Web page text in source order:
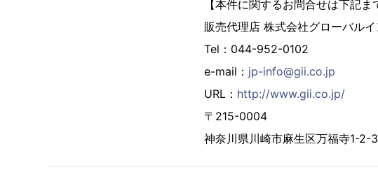
【本件に関するお問合せは下記ま
販売代理店 株式会社グローバル
Tel：044-952-0102
e-mail： jp-info@gii.co.jp
URL： http://www.gii.co.jp/
〒215-0004
神奈川県川崎市麻生区万福寺1-2-